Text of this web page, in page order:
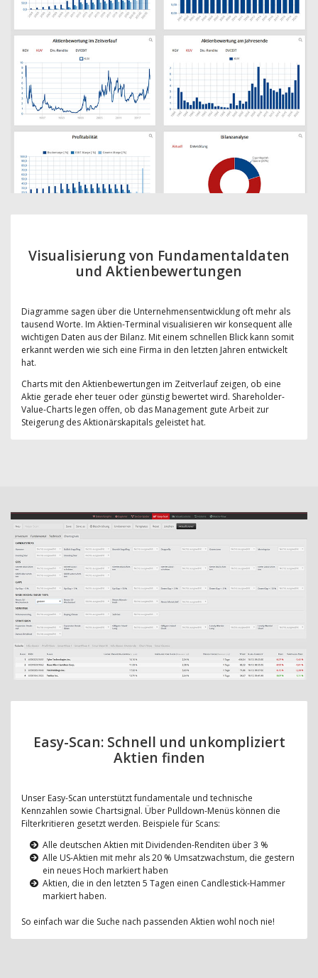
Visualisierung von Fundamentaldaten
und Aktienbewertungen
Diagramme sagen über die Unternehmensentwicklung oft mehr als
tausend Worte. Im Aktien-Terminal visualisieren wir konsequent alle
wichtigen Daten aus der Bilanz. Mit einem schnellen Blick kann somit
erkannt werden wie sich eine Firma in den letzten Jahren entwickelt
hat.
Charts mit den Aktienbewertungen im Zeitverlauf zeigen, ob eine
Aktie gerade eher teuer oder günstig bewertet wird. Shareholder-
Value-Charts legen offen, ob das Management gute Arbeit zur
Steigerung des Aktionärskapitals geleistet hat.
Easy-Scan: Schnell und unkompliziert
Aktien finden
Unser Easy-Scan unterstützt fundamentale und technische
Kennzahlen sowie Chartsignal. Über Pulldown-Menüs können die
Filterkritieren gesetzt werden. Beispiele für Scans:
Alle deutschen Aktien mit Dividenden-Renditen über 3 %
Alle US-Aktien mit mehr als 20 % Umsatzwachstum, die gestern
ein neues Hoch markiert haben
Aktien, die in den letzten 5 Tagen einen Candlestick-Hammer
markiert haben.
So einfach war die Suche nach passenden Aktien wohl noch nie!